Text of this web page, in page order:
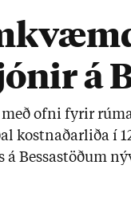
á
með ofni fyr­ir
kostn­að­ar­liða í
á Bessa­stöð­um